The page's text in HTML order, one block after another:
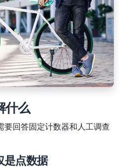
什么
要回答固定计数器和人工调查
是点数据